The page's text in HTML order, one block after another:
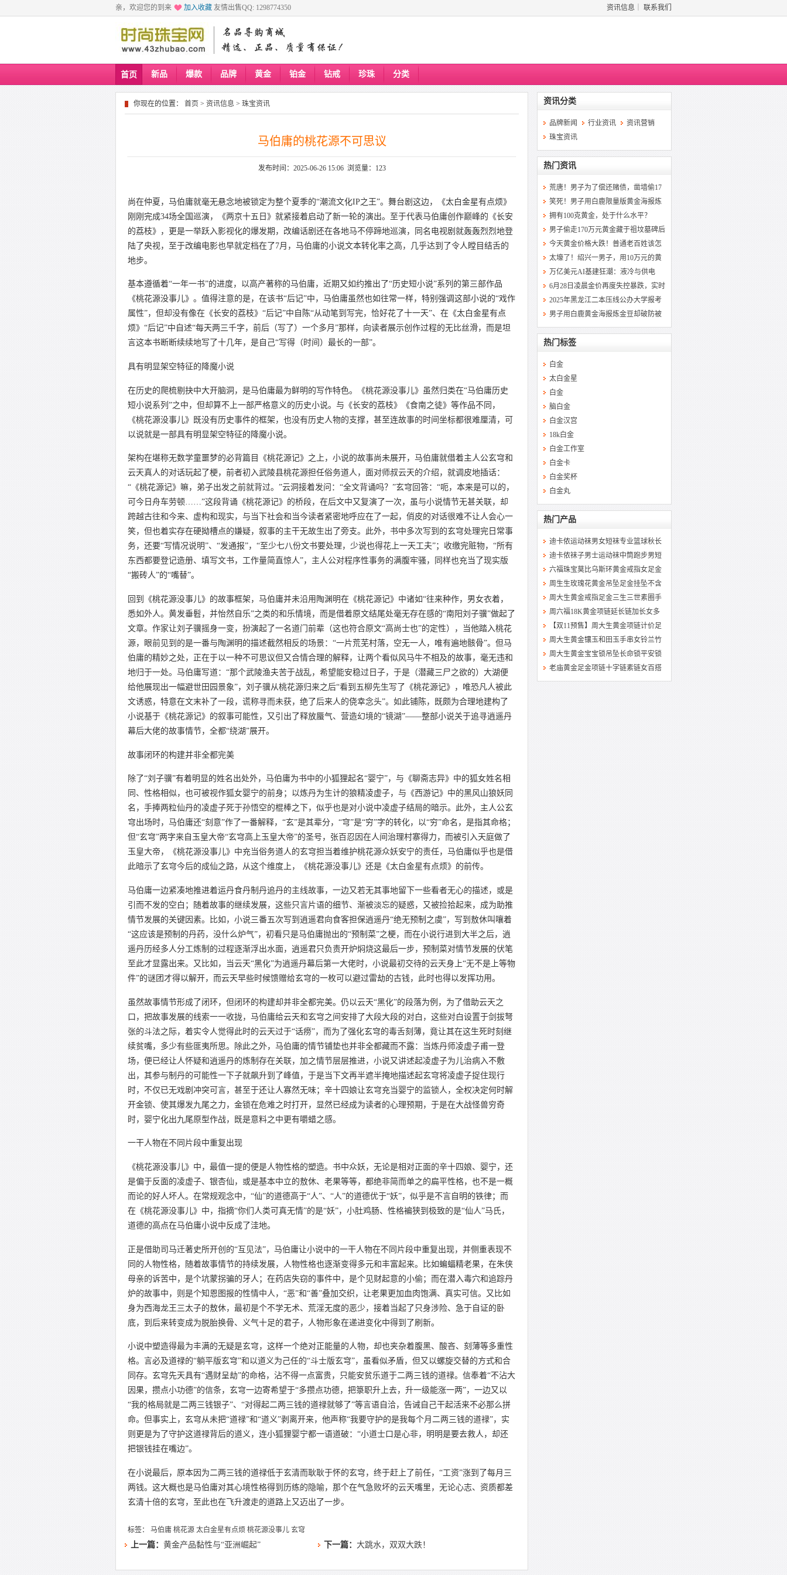
亲，欢迎您的到来 加入收藏 友情出售QQ: 1298774350 资讯信息 联系我们
首页 新品 爆款 品牌 黄金 铂金 钻戒 珍珠 分类
你现在的位置： 首页 > 资讯信息 > 珠宝资讯
马伯庸的桃花源不可思议
发布时间：2025-06-26 15:06 浏览量：123
尚在仲夏，马伯庸就毫无悬念地被锁定为整个夏季的“潮流文化IP之王”。舞台剧这边，《太白金星有点烦》
刚刚完成34场全国巡演，《两京十五日》就紧接着启动了新一轮的演出。至于代表马伯庸创作巅峰的《长安
的荔枝》，更是一举跃入影视化的爆发期，改编话剧还在各地马不停蹄地巡演，同名电视剧就轰轰烈烈地登
陆了央视，至于改编电影也早就定档在了7月，马伯庸的小说文本转化率之高，几乎达到了令人瞠目结舌的
地步。
基本遵循着“一年一书”的进度，以高产著称的马伯庸，近期又如约推出了“历史短小说”系列的第三部作品
《桃花源没事儿》。值得注意的是，在该书“后记”中，马伯庸虽然也如往常一样，特别强调这部小说的“戏作
属性”，但却没有像在《长安的荔枝》“后记”中自陈“从动笔到写完，恰好花了十一天”、在《太白金星有点
烦》“后记”中自述“每天两三千字，前后（写了）一个多月”那样，向读者展示创作过程的无比丝滑，而是坦
言这本书断断续续地写了十几年，是自己“写得（时间）最长的一部”。
具有明显架空特征的降魔小说
在历史的爬梳剔抉中大开脑洞，是马伯庸最为鲜明的写作特色。《桃花源没事儿》虽然归类在“马伯庸历史
短小说系列”之中，但却算不上一部严格意义的历史小说。与《长安的荔枝》《食南之徒》等作品不同，
《桃花源没事儿》既没有历史事件的框架，也没有历史人物的支撑，甚至连故事的时间坐标都很难厘清，可
以说就是一部具有明显架空特征的降魔小说。
架构在堪称无数学童噩梦的必背篇目《桃花源记》之上，小说的故事尚未展开，马伯庸就借着主人公玄穹和
云天真人的对话玩起了梗，前者初入武陵县桃花源担任俗务道人，面对师叔云天的介绍，就调皮地插话：
“《桃花源记》嘛，弟子出发之前就背过。”云洞接着发问：“全文背诵吗？”玄穹回答：“呃，本来是可以的，
可今日舟车劳顿……”这段背诵《桃花源记》的桥段，在后文中又复演了一次，虽与小说情节无甚关联，却
跨越古往和今来、虚构和现实，与当下社会和当今读者紧密地呼应在了一起，俏皮的对话很难不让人会心一
笑，但也着实存在硬拗槽点的嫌疑，叙事的主干无故生出了旁支。此外，书中多次写到的玄穹处理完日常事
务，还要“写情况说明”、“发通报”，“至少七八份文书要处理，少说也得花上一天工夫”；收缴完赃物，“所有
东西都要登记造册、填写文书，工作量简直惊人”，主人公对程序性事务的满腹牢骚，同样也充当了现实版
“搬砖人”的“嘴替”。
回到《桃花源没事儿》的故事框架，马伯庸并未沿用陶渊明在《桃花源记》中诸如“往来种作，男女衣着，
悉如外人。黄发垂髫，并怡然自乐”之类的和乐情境，而是借着原文结尾处毫无存在感的“南阳刘子骥”做起了
文章。作家让刘子骥摇身一变，扮演起了一名道门前辈（这也符合原文“高尚士也”的定性），当他踏入桃花
源，眼前见到的是一番与陶渊明的描述截然相反的场景：“一片荒芜村落，空无一人，唯有遍地骸骨”。但马
伯庸的精妙之处，正在于以一种不可思议但又合情合理的解释，让两个看似风马牛不相及的故事，毫无违和
地归于一处。马伯庸写道：“那个武陵渔夫苦于战乱，希望能安稳过日子，于是（潜藏三尸之欲的）大湖便
给他展现出一幅避世田园景象”，刘子骥从桃花源归来之后“看到五柳先生写了《桃花源记》，唯恐凡人被此
文诱惑，特意在文末补了一段，谎称寻而未获，绝了后来人的侥幸念头”。如此铺陈，既颇为合理地建构了
小说基于《桃花源记》的叙事可能性，又引出了释放蜃气、营造幻境的“镜湖”——整部小说关于追寻逍遥丹
幕后大佬的故事情节，全都“绕湖”展开。
故事闭环的构建并非全都完美
除了“刘子骥”有着明显的姓名出处外，马伯庸为书中的小狐狸起名“婴宁”，与《聊斋志异》中的狐女姓名相
同、性格相似，也可被视作狐女婴宁的前身；以炼丹为生计的狼精凌虚子，与《西游记》中的黑风山狼妖同
名，手捧两粒仙丹的凌虚子死于孙悟空的棍棒之下，似乎也是对小说中凌虚子结局的暗示。此外，主人公玄
穹出场时，马伯庸还“刻意”作了一番解释，“玄”是其辈分，“穹”是“穷”字的转化，以“穷”命名，是指其命格；
但“玄穹”两字来自玉皇大帝“玄穹高上玉皇大帝”的圣号，张百忍因在人间治理村寨得力，而被引入天庭做了
玉皇大帝，《桃花源没事儿》中充当俗务道人的玄穹担当着维护桃花源众妖安宁的责任，马伯庸似乎也是借
此暗示了玄穹今后的成仙之路，从这个维度上，《桃花源没事儿》还是《太白金星有点烦》的前传。
马伯庸一边紧凑地推进着运丹食丹制丹追丹的主线故事，一边又若无其事地留下一些看者无心的描述，或是
引而不发的空白；随着故事的继续发展，这些只言片语的细节、渐被淡忘的疑惑，又被捡拾起来，成为助推
情节发展的关键因素。比如，小说三番五次写到逍遥君向食客担保逍遥丹“绝无预制之虞”，写到敖休叫嚷着
“这应该是预制的丹药，没什么炉气”，初看只是马伯庸抛出的“预制菜”之梗，而在小说行进到大半之后，逍
遥丹历经多人分工炼制的过程逐渐浮出水面，逍遥君只负责开炉焖烧这最后一步，预制菜对情节发展的伏笔
至此才显露出来。又比如，当云天“黑化”为逍遥丹幕后第一大佬时，小说最初交待的云天身上“无不是上等物
件”的谜团才得以解开，而云天早些时候馈赠给玄穹的一枚可以避过雷劫的古钱，此时也得以发挥功用。
虽然故事情节形成了闭环，但闭环的构建却并非全都完美。仍以云天“黑化”的段落为例，为了借助云天之
口，把故事发展的线索一一收拢，马伯庸给云天和玄穹之间安排了大段大段的对白，这些对白设置于剑拔弩
张的斗法之际，着实令人觉得此时的云天过于“话痨”，而为了强化玄穹的毒舌刻薄，竟让其在这生死时刻继
续贫嘴，多少有些匪夷所思。除此之外，马伯庸的情节铺垫也并非全都藏而不露：当炼丹师凌虚子甫一登
场，便已经让人怀疑和逍遥丹的炼制存在关联，加之情节层层推进，小说又讲述起凌虚子为儿治病入不敷
出，其参与制丹的可能性一下子就飙升到了峰值，于是当下文再半遮半掩地描述起玄穹将凌虚子捉住现行
时，不仅已无戏剧冲突可言，甚至于还让人寡然无味；辛十四娘让玄穹充当婴宁的监锁人，全权决定何时解
开金锁、使其爆发九尾之力，金锁在危难之时打开，显然已经成为读者的心理预期，于是在大战怪兽穷奇
时，婴宁化出九尾原型作战，既是意料之中更有嚼蜡之感。
一干人物在不同片段中重复出现
《桃花源没事儿》中，最值一提的便是人物性格的塑造。书中众妖，无论是相对正面的辛十四娘、婴宁，还
是偏于反面的凌虚子、银杏仙，或是基本中立的敖休、老果等等，都绝非简而单之的扁平性格，也不是一概
而论的好人坏人。在常规观念中，“仙”的道德高于“人”、“人”的道德优于“妖”，似乎是不言自明的铁律；而
在《桃花源没事儿》中，指摘“你们人类可真无情”的是“妖”，小肚鸡肠、性格褊狭到极致的是“仙人”马氏，
道德的高点在马伯庸小说中反成了洼地。
正是借助司马迁著史所开创的“互见法”，马伯庸让小说中的一干人物在不同片段中重复出现，并侧重表现不
同的人物性格，随着故事情节的持续发展，人物性格也逐渐变得多元和丰富起来。比如蝙蝠精老果，在朱侠
母亲的诉苦中，是个坑蒙拐骗的牙人；在药店失窃的事件中，是个见财起意的小偷；而在潜入毒穴和追踪丹
炉的故事中，则是个知恩图报的性情中人，“恶”和“善”叠加交织，让老果更加血肉饱满、真实可信。又比如
身为西海龙王三太子的敖休，最初是个不学无术、荒淫无度的恶少，接着当起了只身涉险、急于自证的卧
底，到后来转变成为脱胎换骨、义气十足的君子，人物形象在递进变化中得到了刷新。
小说中塑造得最为丰满的无疑是玄穹，这样一个绝对正能量的人物，却也夹杂着腹黑、酸吝、刻薄等多重性
格。言必及道禄的“躺平版玄穹”和以道义为己任的“斗士版玄穹”，虽看似矛盾，但又以螺旋交替的方式和合
同存。玄穹先天具有“遇财呈劫”的命格，沾不得一点富贵，只能安贫乐道于二两三钱的道禄。信奉着“不沾大
因果，攒点小功德”的信条，玄穹一边寄希望于“多攒点功德，把箓职升上去，升一级能涨一两”，一边又以
“我的格局就是二两三钱银子”、“对得起二两三钱的道禄就够了”等言语自洽，告诫自己干起活来不必那么拼
命。但事实上，玄穹从未把“道禄”和“道义”剥离开来，他声称“我要守护的是我每个月二两三钱的道禄”，实
则更是为了守护这道禄背后的道义，连小狐狸婴宁都一语道破：“小道士口是心非，明明是要去救人，却还
把银钱挂在嘴边”。
在小说最后，原本因为二两三钱的道禄低于玄清而耿耿于怀的玄穹，终于赶上了前任，“工资”涨到了每月三
两钱。这大概也是马伯庸对其心境性格得到历练的隐喻，那个在气急败坏的云天嘴里，无论心志、资质都差
玄清十倍的玄穹，至此也在飞升渡走的道路上又迈出了一步。
标签： 马伯庸 桃花源 太白金星有点烦 桃花源没事儿 玄穹
上一篇： 黄金产品黏性与“亚洲崛起” 下一篇：大跳水，双双大跌！
资讯分类
品牌新闻 行业资讯
资讯营销
珠宝资讯
热门资讯
荒唐！男子为了偿还赌债，凿墙偷17
笑死！男子用白鹿限量版黄金海报炼
拥有100克黄金，处于什么水平？
男子偷走170万元黄金藏于祖坟墓碑后
今天黄金价格大跌！普通老百姓该怎
太壕了！绍兴一男子，用10万元的黄
万亿美元AI基建狂潮：液冷与供电
6月28日凌晨金价再度失控暴跌，实时
2025年黑龙江二本压线公办大学报考
男子用白鹿黄金海报炼金豆却破防被
热门标签
白金
太白金星
白金
脑白金
白金汉宫
18k白金
白金工作室
白金卡
白金奖杯
白金丸
热门产品
迪卡侬运动袜男女短袜专业篮球秋长
迪卡侬袜子男士运动袜中筒跑步男短
六福珠宝莫比乌斯环黄金戒指女足金
周生生玫瑰花黄金吊坠足金挂坠不含
周大生黄金戒指足金三生三世素圈手
周六福18K黄金项链延长链加长女多
【双11预售】周大生黄金项链计价足
周大生黄金镶玉和田玉手串女铃兰竹
周大生黄金宝宝锁吊坠长命锁平安锁
老庙黄金足金项链十字链素链女百搭